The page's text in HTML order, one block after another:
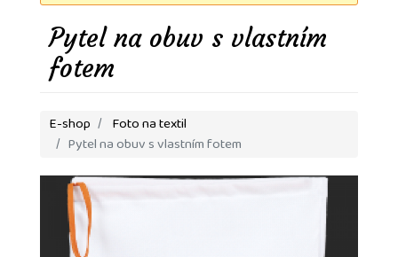
Pytel na obuv s vlastním
fotem
E-shop Foto na textil
Pytel na obuv s vlastním fotem